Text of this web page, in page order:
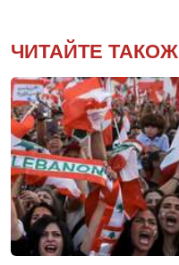
ЧИТАЙТЕ ТАКОЖ